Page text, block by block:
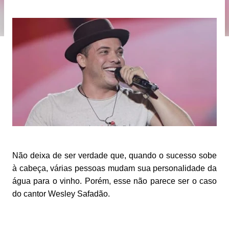
Não deixa de ser verdade que, quando o sucesso sobe
à cabeça, várias pessoas mudam sua personalidade da
água para o vinho. Porém, esse não parece ser o caso
do cantor Wesley Safadão.